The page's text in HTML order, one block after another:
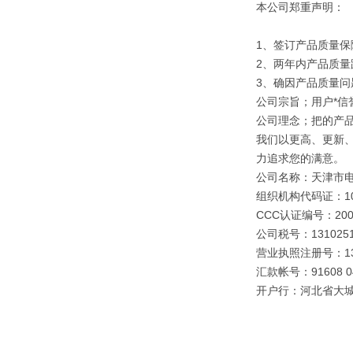
本公司郑重声明：
1、签订产品质量
2、两年内产品质
3、确因产品质量
公司宗旨；用户*信
公司理念；把的产
我们以更高、更新
力追求您的满意。
公司名称：天津市
组织机构代码证：
CCC认证编号：
公司税号：
营业执照注册号：
汇款帐号：91608
开户行：河北省大